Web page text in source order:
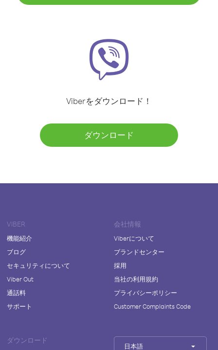
Viberをダウンロード！
ダウンロード
VIBER
機能紹介
ブログ
セキュリティについて
Viber Out
通話料
サポート
会社情報
Viberについて
ブランドセンター
採用
当社の利用規約
プライバシーポリシー
Customer Complaints Code
ダウンロード
日本語